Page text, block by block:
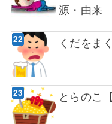
源・由来
くだをま
とらのこ